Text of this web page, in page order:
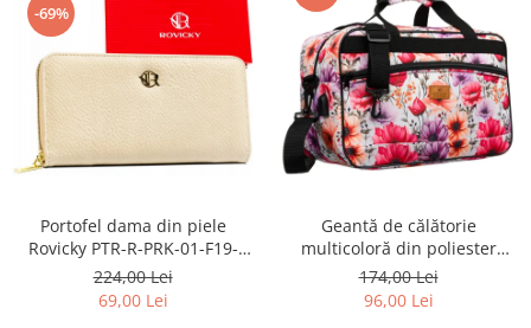
-69%
Portofel dama din piele
Rovicky PTR-R-PRK-01-F19-
2757 BE
224,00 Lei
69,00 Lei
Geantă de călătorie
multicoloră din poliester
rezistent cu port USB,
acoperită cu un model vegetal
- Rovicky PTR-R-TL15608-8831
174,00 Lei
96,00 Lei